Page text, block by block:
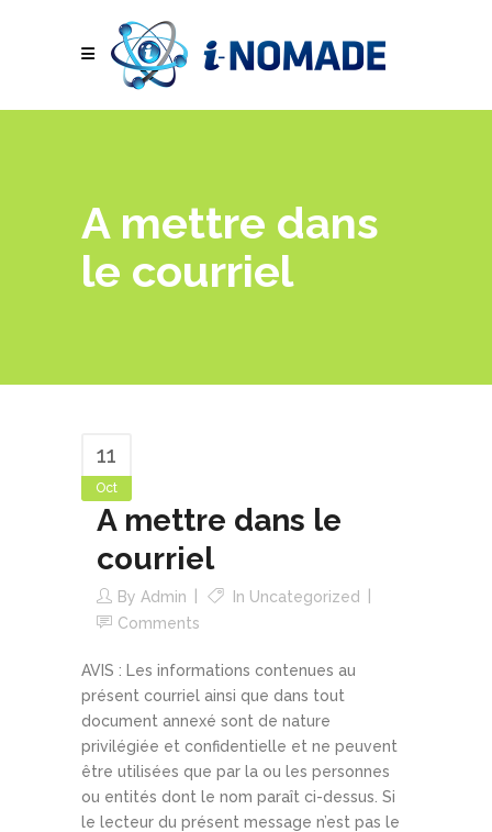
A mettre dans
le courriel
11
Oct
A mettre dans le
courriel
By Admin In Uncategorized
Comments
AVIS : Les informations contenues au
présent courriel ainsi que dans tout
document annexé sont de nature
privilégiée et confidentielle et ne peuvent
être utilisées que par la ou les personnes
ou entités dont le nom paraît ci-dessus. Si
le lecteur du présent message n’est pas le